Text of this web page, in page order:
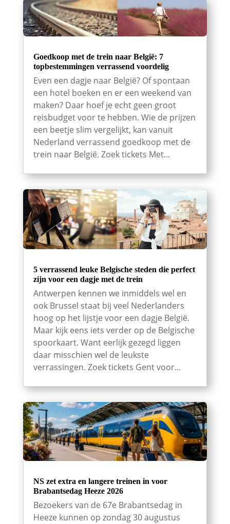
Goedkoop met de trein naar België: 7
topbestemmingen verrassend voordelig
Even een dagje naar België? Of spontaan
een hotel boeken en er een weekend van
maken? Daar hoef je echt geen groot
reisbudget voor te hebben. Wie de prijzen
een beetje slim vergelijkt, kan vanuit
Nederland verrassend goedkoop met de
trein naar België. Zoek tickets Met...
5 verrassend leuke Belgische steden die perfect
zijn voor een dagje met de trein
Antwerpen kennen we inmiddels wel en
ook Brussel staat bij veel Nederlanders
hoog op het lijstje voor een dagje België.
Maar kijk eens iets verder op de Belgische
spoorkaart. Want eerlijk gezegd liggen
daar misschien wel de leukste
verrassingen. Zoek tickets Gent voor...
NS zet extra en langere treinen in voor
Brabantsedag Heeze 2026
Bezoekers van de 67e Brabantsedag in
Heeze kunnen op zondag 30 augustus